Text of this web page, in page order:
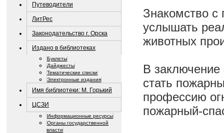
Путеводители
ЛитРес
Законодательство г. Орска
Издано в библиотеках
Буклеты
Дайджесты
Тематические списки
Электронные издания
Имя библиотеки: М. Горький
ЦСЗИ
Информационные ресурсы
Органы государственной
власти
Знакомство с
услышать
животных
В заключение
стать
профессию
пожарный-